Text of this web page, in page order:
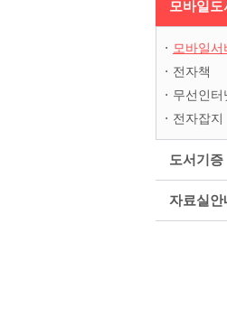
모바일도
모바일서
전자책
무선인터
전자잡지
도서기증
자료실안